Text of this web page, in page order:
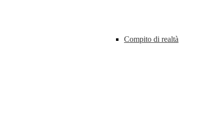
Compito di realtà